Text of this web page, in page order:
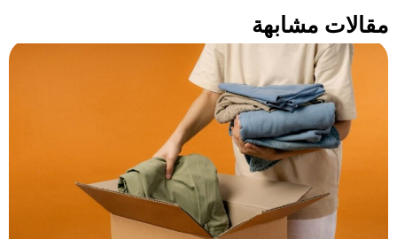
مقالات مشابهة